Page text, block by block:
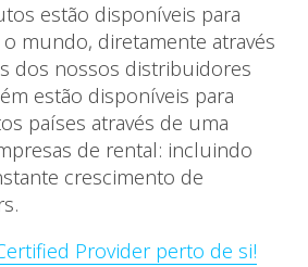
estão disponíveis para
mundo, diretamente através
dos nossos distribuidores
estão disponíveis para
países através de uma
de rental: incluindo
crescimento de
Provider perto de si!